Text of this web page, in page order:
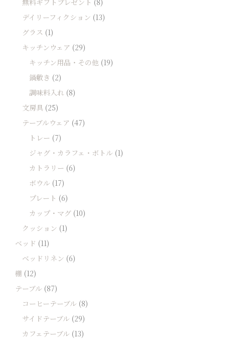
無料ギフトプレゼント (8)
デイリーフィクション (13)
グラス (1)
キッチンウェア (29)
キッチン用品・その他 (19)
鍋敷き (2)
調味料入れ (8)
文房具 (25)
テーブルウェア (47)
トレー (7)
ジャグ・カラフェ・ボトル (1)
カトラリー (6)
ボウル (17)
プレート (6)
カップ・マグ (10)
クッション (1)
ベッド (11)
ベッドリネン (6)
棚 (12)
テーブル (87)
コーヒーテーブル (8)
サイドテーブル (29)
カフェテーブル (13)